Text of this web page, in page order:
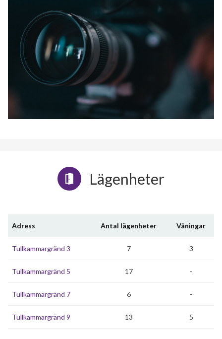
Lägenheter
Adress Antal lägenheter Våningar
Tullkammargränd 3 7 3
Tullkammargränd 5 17 -
Tullkammargränd 7 6 -
Tullkammargränd 9 13 5